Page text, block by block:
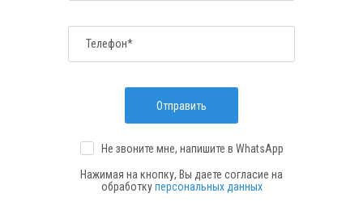
Телефон*
Отправить
Не звоните мне, напишите в WhatsApp
Нажимая на кнопку, Вы даете согласие на
обработкуперсональных данных